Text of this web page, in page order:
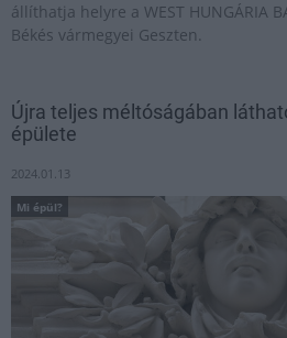
állíthatja helyre a WEST HUNGÁRIA
Békés vármegyei Geszten.
Újra teljes méltóságában
épülete
2024.01.13
Mi épül?